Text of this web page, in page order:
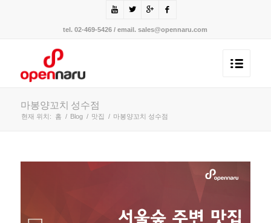
tel. 02-469-5426 / email. sales@opennaru.com
마봉양꼬치 성수점
현재 위치: 홈 / Blog / 맛집 / 마봉양꼬치 성수점